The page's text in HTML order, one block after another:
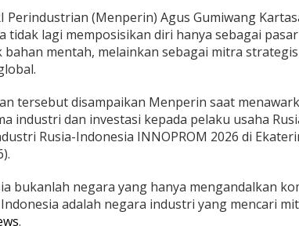
a
n
L
a
g
i
e
k
a
d
r
P
a
s
Perindustrian (Menperin) Agus Gumiwang
tidak lagi memposisikan diri hanya sebagai
bahan mentah, melainkan sebagai mitra
tersebut disampaikan Menperin saat
industri dan investasi kepada pelaku usaha
Rusia-Indonesia INNOPROM 2026 di
bukanlah negara yang hanya mengandalkan
adalah negara industri yang mencari
.